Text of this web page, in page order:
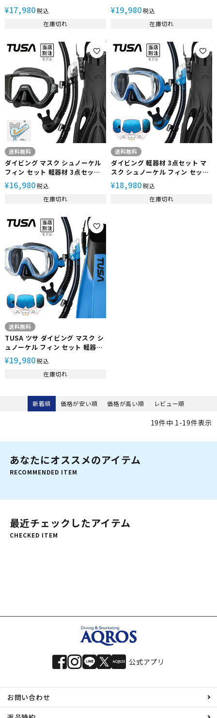
ツサ M110S visio pro ヴィジオ
プロ ダイビングマスク スノーケ
ル シュノーケリングセット スキ
ーケル 【M110S-sp170】
¥17,980税込
在庫切れ
ツサ M110S visio pro ヴィジオ
プロ ダイビングマスク スノーケ
ル シュノーケリングセット スキ
ーケル 【M110S-sp0101】
¥19,980税込
在庫切れ
送料無料
ダイビング マスク シュノーケル
フィン セット 軽器材 3点セット
TUSA ツサ HeleiWaho ヘレイ
ワホ ダイビングマスク ドライシ
ュノーケル ストラップフィン ス
ビング 軽器材セット 【m19-
sp0101-alakai】
¥16,980税込
在庫切れ
送料無料
ダイビング 軽器材 3点セット マ
スク シュノーケル フィン セット
TUSA ツサ HeleiWaho ヘレイ
ワホ ダイビングマスク シュノー
ケル ストラップフィン スキュー
¥18,980税込
在庫切れ
送料無料
TUSA ツサ ダイビング マスク シ
ュノーケル フィン セット 軽器材
3点セット ダイビングマスク ドラ
イシュノーケル ストラップフィ
ン スノーケル スキンダイビング
sf0113】
¥19,980税込
在庫切れ
新着順 価格が安い順 価格が高い順 レビュー順
19件中 1-19件表示
あなたにオススメのアイテム
RECOMMENDED ITEM
最近チェックしたアイテム
CHECKED ITEM
公式アプリ
お問い合わせ